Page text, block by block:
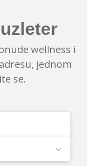
wellness i
jednom
se.